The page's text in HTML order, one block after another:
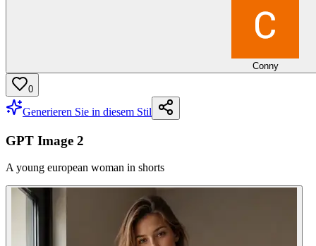
Conny
0
Generieren Sie in diesem Stil
GPT Image 2
A young european woman in shorts